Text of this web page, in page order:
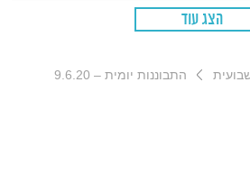
הצג עוד
התבוננות יומית – 9.6.20